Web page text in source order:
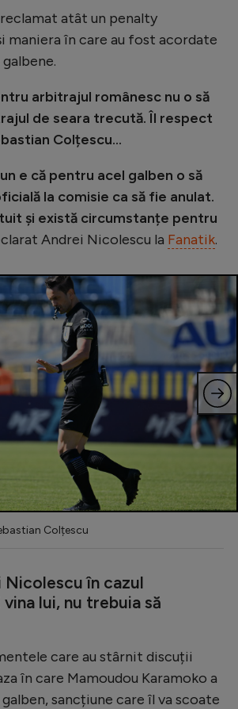
în cont
cont
atât un penalty
maniera în care au fost acordate
arbitrajul românesc nu o să
de seara trecută. Îl respect
Colțescu…
e că pentru acel galben o să
la comisie ca să fie anulat.
și există circumstanțe pentru
Andrei Nicolescu la Fanatik.
Colțescu
Nicolescu în cazul
vina lui, nu trebuia să
care au stârnit discuții
în care Mamoudou Karamoko a
sancțiune care îl va scoate